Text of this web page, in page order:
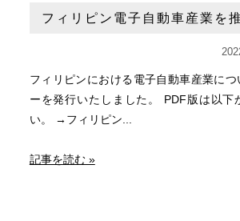
フィリピン電子自動車産業を
フィリピンにおける電子自動車産業につ
ーを発行いたしました。 PDF版は以下
い。 →フィリピン...
記事を読む »